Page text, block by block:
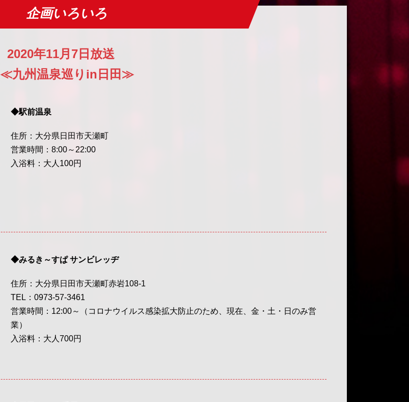
企画いろいろ
2020年11月7日放送
≪九州温泉巡りin日田≫
◆駅前温泉
住所：大分県日田市天瀬町
営業時間：8:00～22:00
入浴料：大人100円
◆みるき～すぱ サンビレッヂ
住所：大分県日田市天瀬町赤岩108-1
TEL：0973-57-3461
営業時間：12:00～（コロナウイルス感染拡大防止のため、現在、金・土・日のみ営
業）
入浴料：大人700円